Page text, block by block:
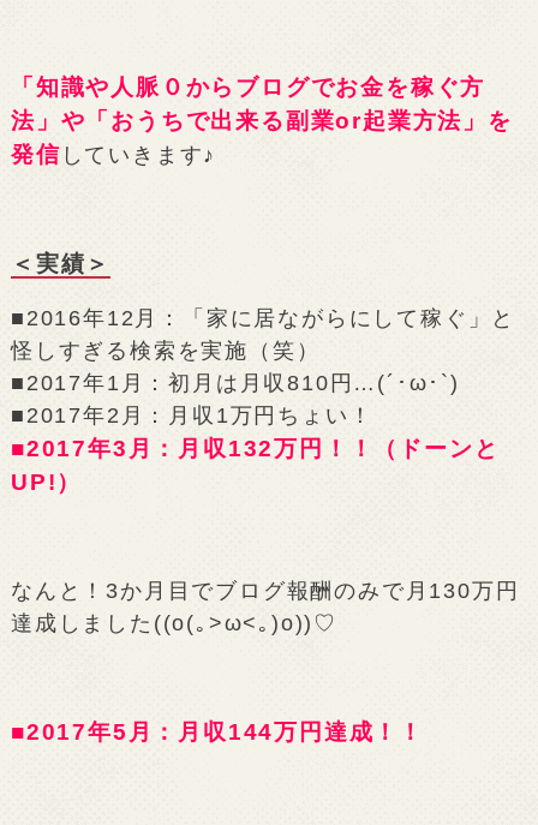
「知識や人脈０からブログでお金を稼ぐ方
法」や「おうちで出来る副業or起業方法」を
発信 していきます♪
＜実績＞
■2016年12月：「家に居ながらにして稼ぐ」と
怪しすぎる検索を実施（笑）
■2017年1月：初月は月収810円…(´･ω･`)
■2017年2月：月収1万円ちょい！
■2017年3月：月収132万円！！（ドーンと
UP!）
なんと！3か月目でブログ報酬のみで月130万円
達成しました((o(｡>ω<｡)o))♡
■2017年5月：月収144万円達成！！